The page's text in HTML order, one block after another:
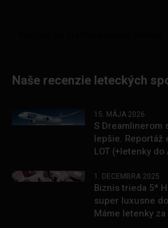
Naše recenzie leteckých
15. MÁJA 2026
S Dreamlinerom
lepšie.
LOT (+letenky
1. DECEMBRA 2025
Biznis trieda 5*
super luxusne
Máme letenky za